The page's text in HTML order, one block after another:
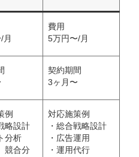
月
費用
5万円〜/月
契約期間
3ヶ月〜
例
略設計
分析
競合分
対応施策例
・総合戦略設計
・広告運用
・運用代行